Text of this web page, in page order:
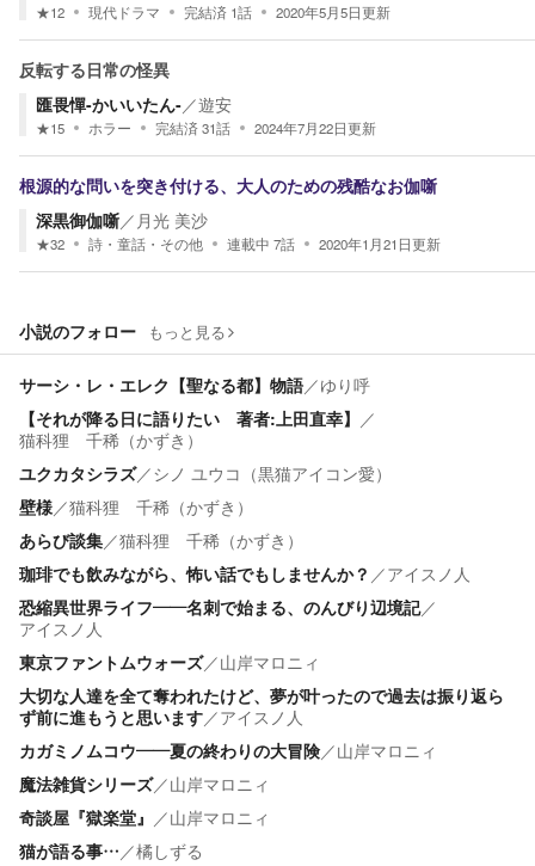
★12 現代ドラマ 完結済 1話 2020年5月5日更新
反転する日常の怪異
匯畏憚-かいいたん-／遊安
★15 ホラー 完結済31話 2024年7月22日更新
根源的な問いを突き付ける、大人のための残酷なお伽噺
深黒御伽噺／ 月光 美沙
★32 詩・童話・その他 連載中 7話 2020年1月21日更新
小説のフォロー もっと見る
サーシ・レ・エレク【聖なる都】物語／ゆり呼
【それが降る日に語りたい 著者:上田直幸】 ／
猫科狸 千稀（かずき）
ユクカタシラズ／シノ ユウコ（黒猫アイコン愛）
壁様／猫科狸 千稀（かずき）
あらび談集／猫科狸 千稀（かずき）
珈琲でも飲みながら、怖い話でもしませんか？ ／アイスノ人
恐縮異世界ライフ――名刺で始まる、のんびり辺境記／
アイスノ人
東京ファントムウォーズ／山岸マロニィ
大切な人達を全て奪われたけど、夢が叶ったので過去は振り返ら
ず前に進もうと思います／アイスノ人
カガミノムコウ――夏の終わりの大冒険／山岸マロニィ
魔法雑貨シリーズ／山岸マロニィ
奇談屋『獄楽堂』 ／山岸マロニィ
猫が語る事…／橘しずる